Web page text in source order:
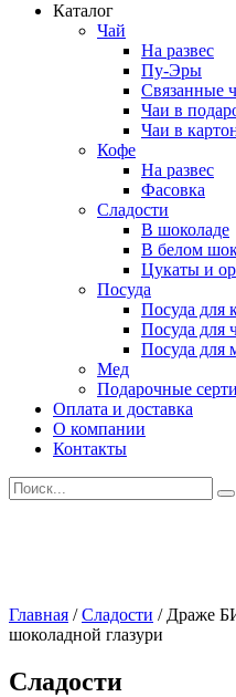
Каталог
Чай
На развес
Пу-Эры
Связанные
Чаи в
Чаи в
Кофе
На развес
Фасовка
Сладости
В шоколаде
В белом
Цукаты и
Посуда
Посуда для
Посуда для
Посуда для
Мед
Подарочные
Оплата и доставка
О компании
Контакты
Искать:
Главная /Сладости / Драже
шоколадной глазури
Сладости